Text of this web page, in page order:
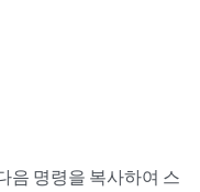
음 명령을 복사하여 스